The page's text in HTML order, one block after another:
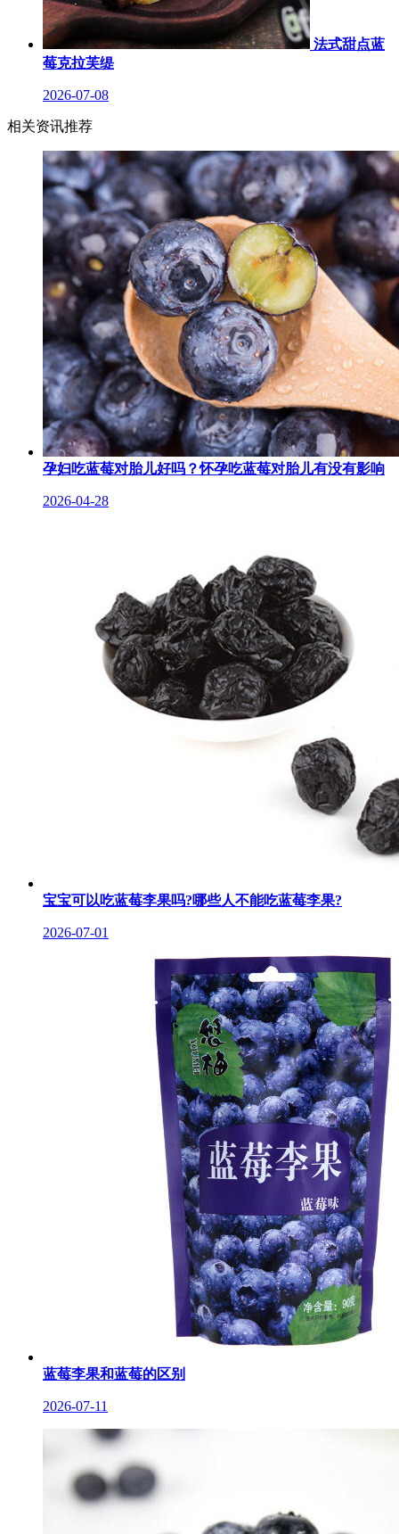
法式甜点蓝
莓克拉芙缇
2026-07-08
相关资讯推荐
孕妇吃蓝莓对胎儿好吗？怀孕吃蓝莓对胎儿有没有影响
2026-04-28
宝宝可以吃蓝莓李果吗?哪些人不能吃蓝莓李果?
2026-07-01
蓝莓李果和蓝莓的区别
2026-07-11